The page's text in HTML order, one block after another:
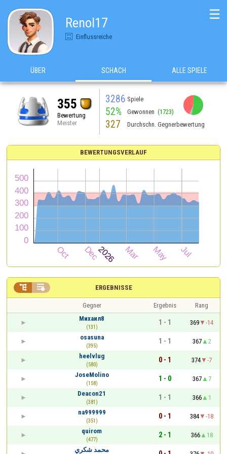
Renol17
Einflussreiche
☰
ÜBER SCHACH ALLE SPIELE
355
Bewertung
Meister
3286 Spiele
52% Gewonnen (1723)
327 Durchschn. Gegnerbewertung
BEWERTUNGSVERLAUF
ERGEBNISSE
 
Gegner Ergebnis
Rang
Михаил8
(131)
1 - 1 369
-14
osasuna
(395)
1 - 1 367
2
heelvlug
(580)
0 - 1 374
-7
JoseMolino
(158)
1 - 0 367
7
Deacon21
(381)
1 - 1 366
1
na999999
(351)
0 - 1 384
-18
quirom
(477)
2 - 1 366
18
محمد شكري